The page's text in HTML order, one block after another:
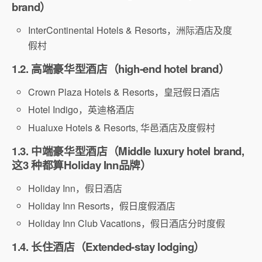
brand）
InterContinental Hotels & Resorts，洲际酒店及度
假村
1.2. 高端豪华型酒店（high-end hotel brand）
Crown Plaza Hotels & Resorts，皇冠假日酒店
Hotel Indigo，英迪格酒店
Hualuxe Hotels & Resorts, 华邑酒店及度假村
1.3. 中端豪华型酒店（Middle luxury hotel brand,
这3 种都算Holiday Inn品牌）
Holiday Inn，假日酒店
Holiday Inn Resorts，假日度假酒店
Holiday Inn Club Vacations，假日酒店分时度假
1.4. 长住酒店（Extended-stay lodging）